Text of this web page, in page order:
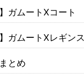
】ガムートXコート
】ガムートXレギンス
とめ